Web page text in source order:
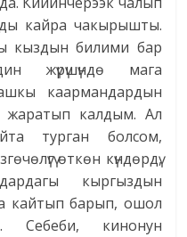
кайра чакырышты.
кыздын билими бар
жүрүшүндө мага
каармандардын
калдым. Ал
турган болсом,
өткөн күндөрдү,
кыргыздын
кайтып барып, ошол
Себеби, кинонун